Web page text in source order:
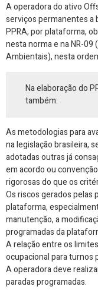
A operadora do ativo
serviços permanentes a
PPRA, por plataforma,
nesta norma e na NR-09
Ambientais), nesta
Na elaboração do
também:
As metodologias para
na legislação brasileira,
adotadas outras já
em acordo ou
rigorosas do que os
Os riscos gerados pelas
plataforma,
manutenção, a
programadas da
A relação entre os
ocupacional para turnos
A operadora deve
paradas programadas.